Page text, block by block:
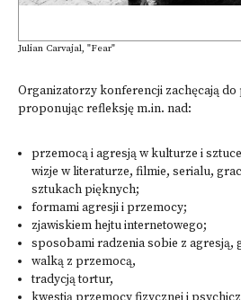
Julian Carvajal, "Fear"
Organizatorzy konferencji zachęcają do
proponując refleksję m.in. nad:
przemocą i agresją w kulturze i
wizje w literaturze, filmie, serialu,
sztukach pięknych;
formami agresji i przemocy;
zjawiskiem hejtu internetowego;
sposobami radzenia sobie z agresją,
walką z przemocą,
tradycją tortur,